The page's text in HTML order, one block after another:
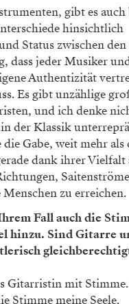
gibt es auch
hinsichtlich
Status zwischen den
dass jeder Musiker
Authentizität
Es gibt unzählige
und ich denke
der Klassik
Gabe, weit mehr als
dank ihrer Vielfalt
zu erreichen.
Fall auch die
hinzu. Sind Gitarre
Gitarristin mit
Stimme meine Seele.